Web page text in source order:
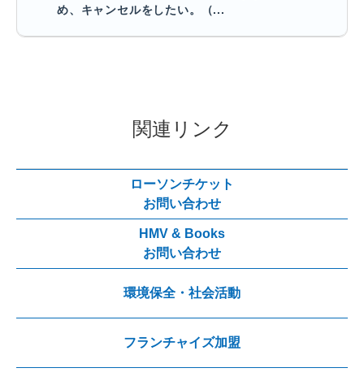
め、キャンセルをしたい。（...
関連リンク
ローソンチケット
お問い合わせ
HMV & Books
お問い合わせ
環境保全・社会活動
フランチャイズ加盟